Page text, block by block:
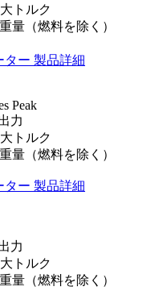
トルク
量（燃料を除く）
ター 製品詳細
Peak
力
トルク
量（燃料を除く）
ター 製品詳細
力
トルク
量（燃料を除く）